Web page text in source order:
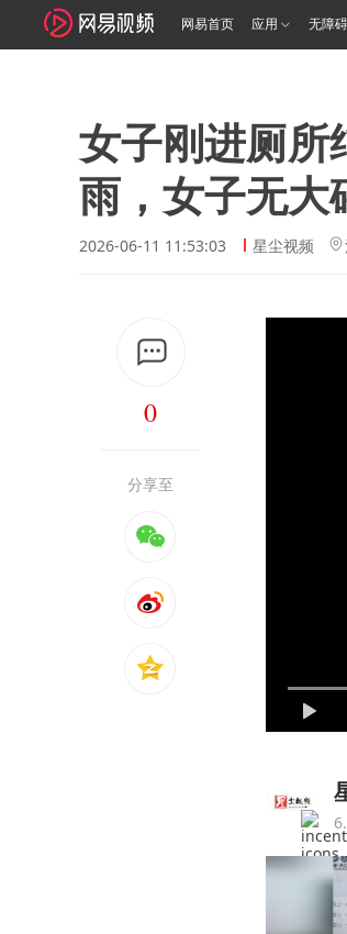
网易首页 应用 无障
女子刚进厕所
雨，女子无大
2026-06-11 11:53:03 星尘视频
0
分享至